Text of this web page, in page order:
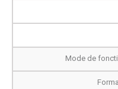
Mode de